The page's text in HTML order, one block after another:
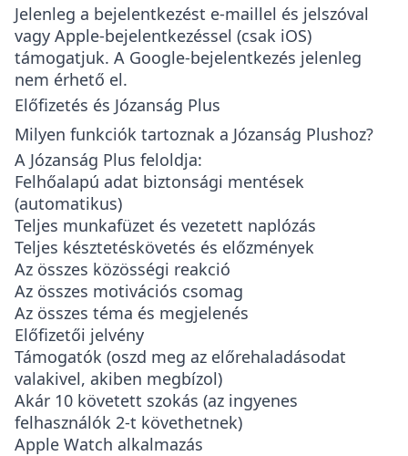
Jelenleg a bejelentkezést e-maillel és jelszóval
vagy Apple-bejelentkezéssel (csak iOS)
támogatjuk. A Google-bejelentkezés jelenleg
nem érhető el.
Előfizetés és Józanság Plus
Milyen funkciók tartoznak a Józanság Plushoz?
A Józanság Plus feloldja:
Felhőalapú adat biztonsági mentések
(automatikus)
Teljes munkafüzet és vezetett naplózás
Teljes késztetéskövetés és előzmények
Az összes közösségi reakció
Az összes motivációs csomag
Az összes téma és megjelenés
Előfizetői jelvény
Támogatók (oszd meg az előrehaladásodat
valakivel, akiben megbízol)
Akár 10 követett szokás (az ingyenes
felhasználók 2-t követhetnek)
Apple Watch alkalmazás